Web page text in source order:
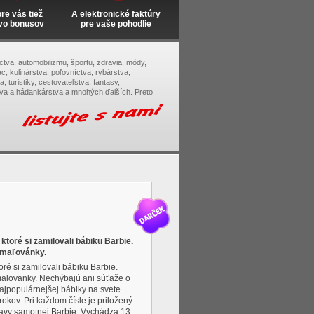
vás tiež
bonusov
A elektronické faktúry
pre vaše pohodlie
automobilizmu, športu, zdravia, módy,
kulinárstva, poľovníctva, rybárstva,
turistiky, cestovateľstva, fantasy,
a hádankárstva a mnohých ďalších. Preto
si zamilovali bábiku Barbie.
si zamilovali bábiku Barbie.
Nechýbajú ani súťaže o
bábiky na svete.
Pri každom čísle je priložený
samotnej Barbie. Vychádza 13